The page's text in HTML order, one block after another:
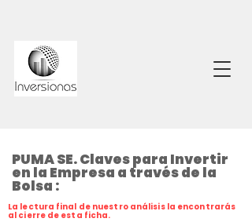
PUMA SE. Claves para Invertir
en la Empresa a través de la
Bolsa :
La lectura final de nuestro análisis la encontrarás
al cierre de esta ficha.